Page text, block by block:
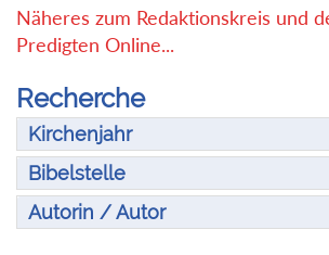
Näheres zum Redaktionskreis und
Predigten Online...
Recherche
Kirchenjahr
Bibelstelle
Autorin / Autor